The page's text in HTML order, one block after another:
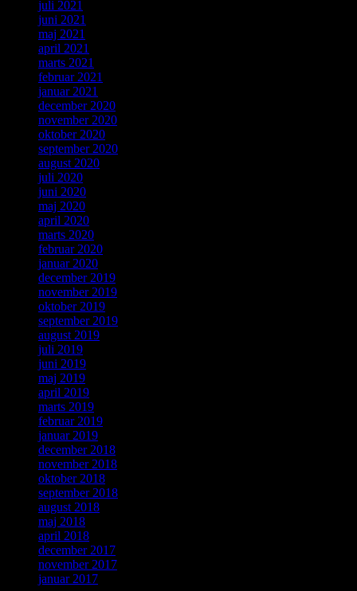
juli 2021
juni 2021
maj 2021
april 2021
marts 2021
februar 2021
januar 2021
december 2020
november 2020
oktober 2020
september 2020
august 2020
juli 2020
juni 2020
maj 2020
april 2020
marts 2020
februar 2020
januar 2020
december 2019
november 2019
oktober 2019
september 2019
august 2019
juli 2019
juni 2019
maj 2019
april 2019
marts 2019
februar 2019
januar 2019
december 2018
november 2018
oktober 2018
september 2018
august 2018
maj 2018
april 2018
december 2017
november 2017
januar 2017